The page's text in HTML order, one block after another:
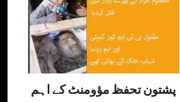
پشتون تحفظ مؤومنٹ کے اہم